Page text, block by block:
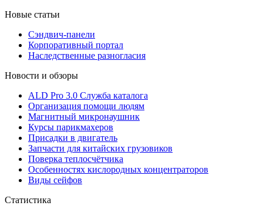
Новые статьи
Сэндвич-панели
Корпоративный портал
Наследственные разногласия
Новости и обзоры
ALD Pro 3.0 Служба каталога
Организация помощи людям
Магнитный микронаушник
Курсы парикмахеров
Присадки в двигатель
Запчасти для китайских грузовиков
Поверка теплосчётчика
Особенностях кислородных концентраторов
Виды сейфов
Статистика